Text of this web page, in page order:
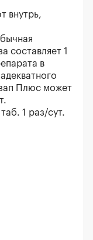
внутрь,
составляет 1
в
Плюс может
1 раз/сут.